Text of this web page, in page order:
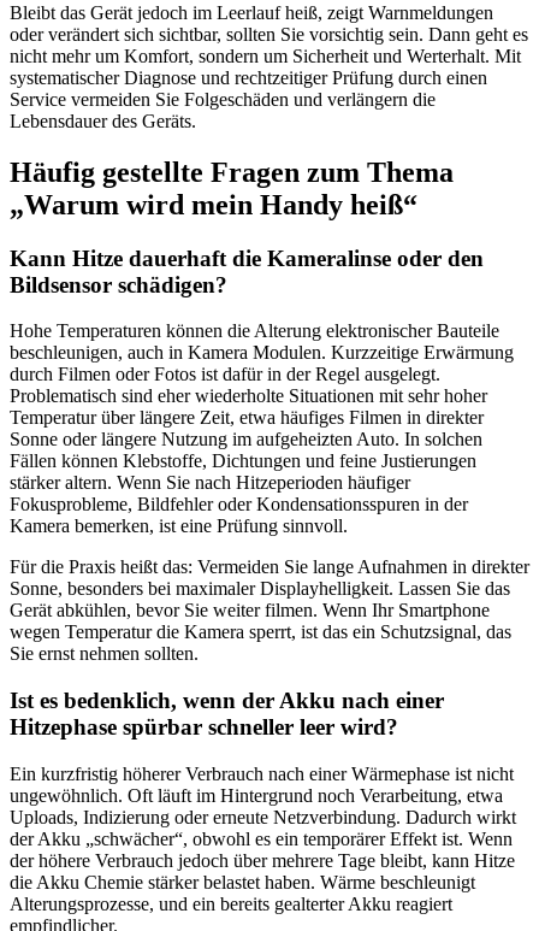
Bleibt das Gerät jedoch im Leerlauf heiß, zeigt Warnmeldungen
oder verändert sich sichtbar, sollten Sie vorsichtig sein. Dann geht es
nicht mehr um Komfort, sondern um Sicherheit und Werterhalt. Mit
systematischer Diagnose und rechtzeitiger Prüfung durch einen
Service vermeiden Sie Folgeschäden und verlängern die
Lebensdauer des Geräts.
Häufig gestellte Fragen zum Thema
„Warum wird mein Handy heiß“
Kann Hitze dauerhaft die Kameralinse oder den
Bildsensor schädigen?
Hohe Temperaturen können die Alterung elektronischer Bauteile
beschleunigen, auch in Kamera Modulen. Kurzzeitige Erwärmung
durch Filmen oder Fotos ist dafür in der Regel ausgelegt.
Problematisch sind eher wiederholte Situationen mit sehr hoher
Temperatur über längere Zeit, etwa häufiges Filmen in direkter
Sonne oder längere Nutzung im aufgeheizten Auto. In solchen
Fällen können Klebstoffe, Dichtungen und feine Justierungen
stärker altern. Wenn Sie nach Hitzeperioden häufiger
Fokusprobleme, Bildfehler oder Kondensationsspuren in der
Kamera bemerken, ist eine Prüfung sinnvoll.
Für die Praxis heißt das: Vermeiden Sie lange Aufnahmen in direkter
Sonne, besonders bei maximaler Displayhelligkeit. Lassen Sie das
Gerät abkühlen, bevor Sie weiter filmen. Wenn Ihr Smartphone
wegen Temperatur die Kamera sperrt, ist das ein Schutzsignal, das
Sie ernst nehmen sollten.
Ist es bedenklich, wenn der Akku nach einer
Hitzephase spürbar schneller leer wird?
Ein kurzfristig höherer Verbrauch nach einer Wärmephase ist nicht
ungewöhnlich. Oft läuft im Hintergrund noch Verarbeitung, etwa
Uploads, Indizierung oder erneute Netzverbindung. Dadurch wirkt
der Akku „schwächer“, obwohl es ein temporärer Effekt ist. Wenn
der höhere Verbrauch jedoch über mehrere Tage bleibt, kann Hitze
die Akku Chemie stärker belastet haben. Wärme beschleunigt
Alterungsprozesse, und ein bereits gealterter Akku reagiert
empfindlicher.